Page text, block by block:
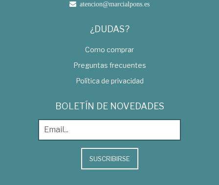
atencion@marcialpons.es
¿DUDAS?
Como comprar
Preguntas frecuentes
Política de privacidad
BOLETÍN DE NOVEDADES
SUSCRIBIRSE